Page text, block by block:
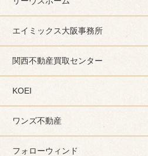
エイミックス大阪事務所
関西不動産買取センター
KOEI
ワンズ不動産
フォローウィンド